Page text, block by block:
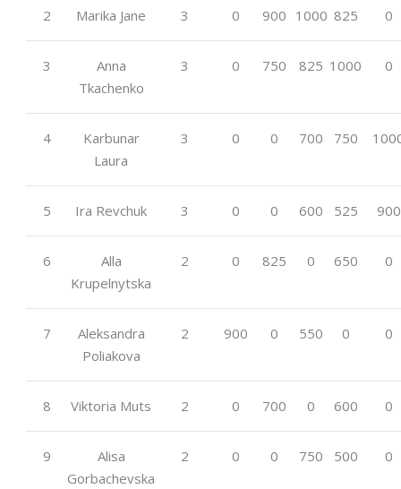
2 Marika Jane 3 0 900 1000 825 0
3
Anna
Tkachenko
3 0 750 825 1000 0
4
Karbunar
Laura
3 0 0 700 750
5 Ira Revchuk 3 0 0 600 525 900
6
Alla
Krupelnytska
2 0 825 0 650 0
7
Aleksandra
Poliakova
2 900 0 550 0 0
8 Viktoria Muts 2 0 700 0 600 0
9
Alisa
Gorbachevska
2 0 0 750 500 0